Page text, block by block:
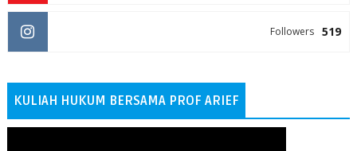
519
Followers
KULIAH HUKUM BERSAMA PROF ARIEF